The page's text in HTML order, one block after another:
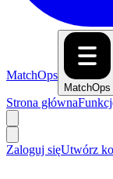
MatchOps
MatchOps
Strona główna
Zaloguj sięUtwórz